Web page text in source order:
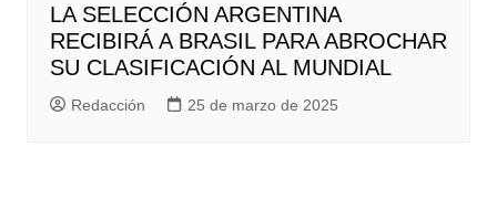
LA SELECCIÓN ARGENTINA
RECIBIRÁ A BRASIL PARA ABROCHAR
SU CLASIFICACIÓN AL MUNDIAL
Redacción 25 de marzo de 2025